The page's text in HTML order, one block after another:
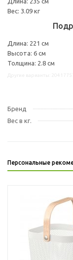
Вес: 3.09 кг
Длина: 221 см
Высота: 6 см
Толщина: 2.8 см
Бренд
Вес в кг.
Персональные